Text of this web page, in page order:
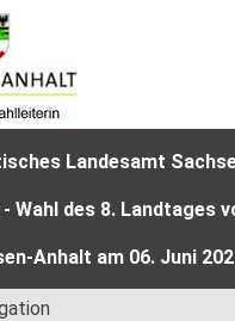
Landesamt
Wahl des 8. Landtages
Anhalt am 06. Juni